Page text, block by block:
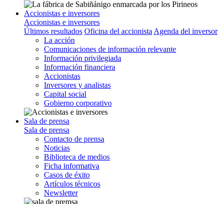
Accionistas e inversores
Accionistas e inversores
Últimos resultados Oficina del accionista Agenda del inversor
La acción
Comunicaciones de información relevante
Información privilegiada
Información financiera
Accionistas
Inversores y analistas
Capital social
Gobierno corporativo
Sala de prensa
Sala de prensa
Contacto de prensa
Noticias
Biblioteca de medios
Ficha informativa
Casos de éxito
Artículos técnicos
Newsletter